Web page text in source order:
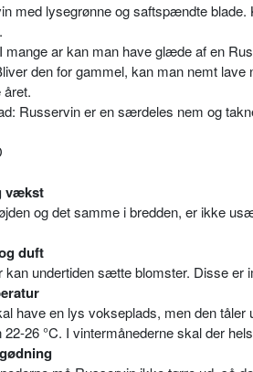
med lysegrønne og saftspændte
ar kan man have glæde af en
den for gammel, kan man nemt lave
Russervin er en særdeles nem og
vækst
og det samme i bredden, er ikke
duft
undertiden sætte blomster. Disse er
have en lys vokseplads, men den
26 °C. I vintermånederne skal der